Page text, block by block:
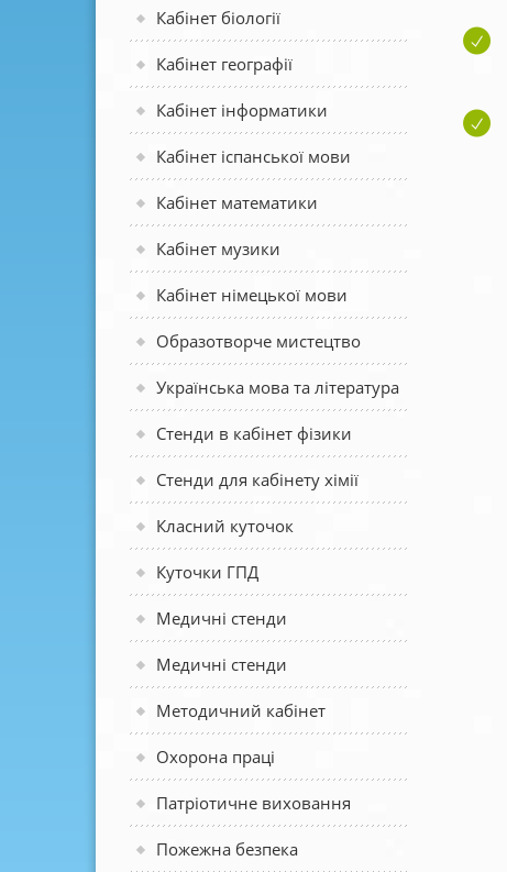
Кабінет біології
Кабінет географії
Кабінет інформатики
Кабінет іспанської мови
Кабінет математики
Кабінет музики
Кабінет німецької мови
Образотворче мистецтво
Українська мова та література
Стенди в кабінет фізики
Стенди для кабінету хімії
Класний куточок
Куточки ГПД
Медичні стенди
Медичні стенди
Методичний кабінет
Охорона праці
Патріотичне виховання
Пожежна безпека